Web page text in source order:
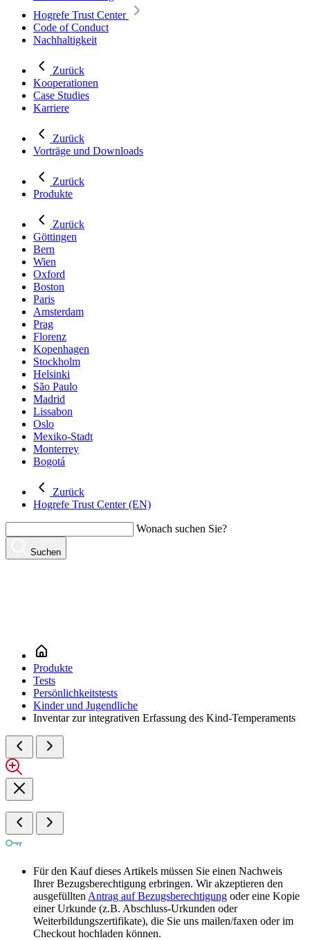
Hogrefe Trust Center
Code of Conduct
Nachhaltigkeit
Zurück
Kooperationen
Case Studies
Karriere
Zurück
Vorträge und Downloads
Zurück
Produkte
Zurück
Göttingen
Bern
Wien
Oxford
Boston
Paris
Amsterdam
Prag
Florenz
Kopenhagen
Stockholm
Helsinki
São Paulo
Madrid
Lissabon
Oslo
Mexiko-Stadt
Monterrey
Bogotá
Zurück
Hogrefe Trust Center (EN)
Wonach suchen Sie?
Suchen
Produkte
Tests
Persönlichkeitstests
Kinder und Jugendliche
Inventar zur integrativen Erfassung des Kind-Temperaments
Für den Kauf dieses Artikels müssen Sie einen Nachweis
Ihrer Bezugsberechtigung erbringen. Wir akzeptieren den
ausgefüllten Antrag auf Bezugsberechtigung oder eine Kopie
einer Urkunde (z.B. Abschluss-Urkunden oder
Weiterbildungszertifikate), die Sie uns mailen/faxen oder im
Checkout hochladen können.